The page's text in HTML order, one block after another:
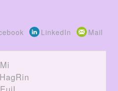
LinkedIn Mail